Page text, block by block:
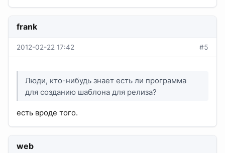
frank
2012-02-22 17:42 #5
Люди, кто-нибудь знает есть ли программа
для созданию шаблона для релиза?
есть вроде того.
web